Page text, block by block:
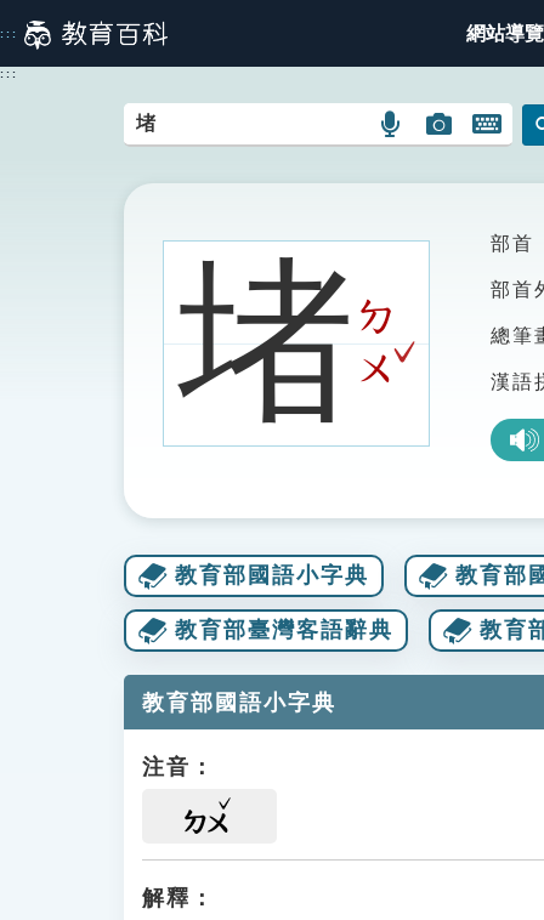
到
主
::: 網站導覽
:::
語
搜
圖
圖
搜
開
鍵
圖
堵ㄉ
ㄨ
ˇ
部首
部首
總筆
漢語
教育部國語小字典 教育部
教育部臺灣客語辭典 教育
教育部國語小字典
注音：
ㄉㄨ
解釋：